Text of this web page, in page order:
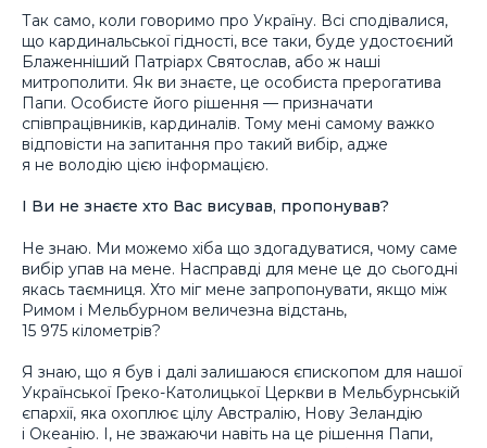
Так само, коли говоримо про Україну. Всі сподівалися,
що кардинальської гідності, все таки, буде удостоєний
Блаженніший Патріарх Святослав, або ж наші
митрополити. Як ви знаєте, це особиста прерогатива
Папи. Особисте його рішення — призначати
співпрацівників, кардиналів. Тому мені самому важко
відповісти на запитання про такий вибір, адже
я не володію цією інформацією.
І Ви не знаєте хто Вас висував, пропонував?
Не знаю. Ми можемо хіба що здогадуватися, чому саме
вибір упав на мене. Насправді для мене це до сьогодні
якась таємниця. Хто міг мене запропонувати, якщо між
Римом і Мельбурном величезна відстань,
15 975 кілометрів?
Я знаю, що я був і далі залишаюся єпископом для нашої
Української Греко-Католицької Церкви в Мельбурнській
єпархії, яка охоплює цілу Австралію, Нову Зеландію
і Океанію. І, не зважаючи навіть на це рішення Папи,